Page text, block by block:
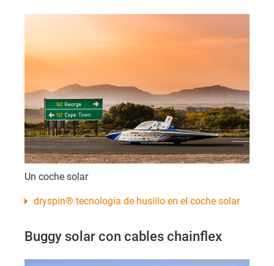
Un coche solar
dryspin® tecnología de husillo en el coche solar
Buggy solar con cables chainflex